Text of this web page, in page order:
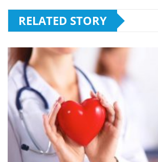
RELATED STORY